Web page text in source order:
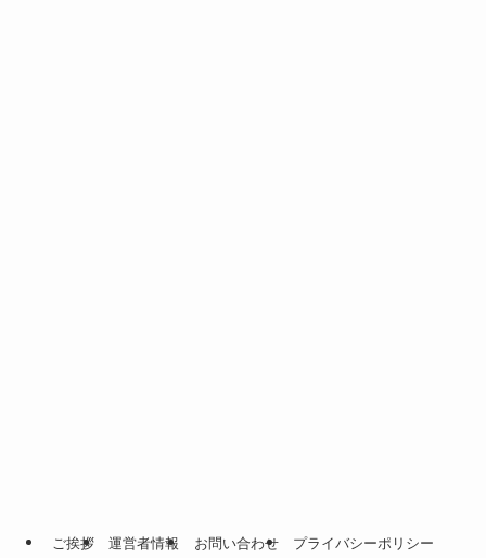
ご挨拶 運営者情報 お問い合わせ プライバシーポリシー